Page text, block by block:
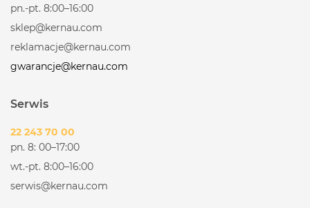
pn.-pt. 8:00–16:00
sklep@kernau.com
reklamacje@kernau.com
gwarancje@kernau.com
Serwis
22 243 70 00
pn. 8: 00–17:00
wt.-pt. 8:00–16:00
serwis@kernau.com